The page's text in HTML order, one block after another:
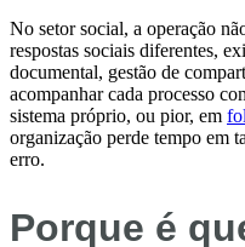
No setor social, a operação
respostas sociais diferentes,
documental, gestão de
acompanhar cada processo
sistema próprio, ou pior, em
organização perde tempo em
erro.
Porque é